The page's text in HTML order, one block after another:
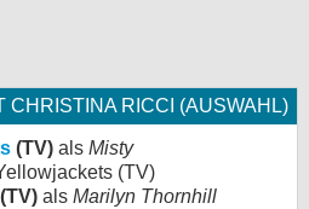
CHRISTINA RICCI (AUSWAHL)
(TV) als Misty
(TV)
(TV) als Marilyn Thornhill